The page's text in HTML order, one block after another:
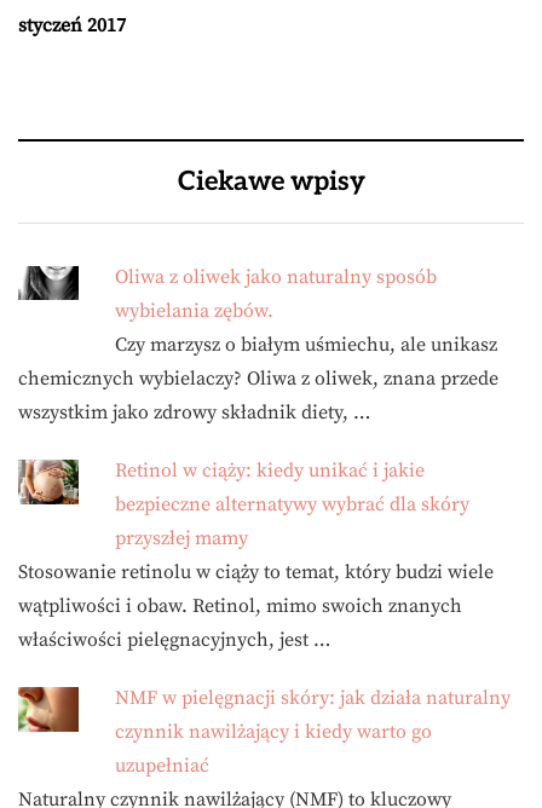
styczeń 2017
Ciekawe wpisy
Oliwa z oliwek jako naturalny sposób
wybielania zębów.
Czy marzysz o białym uśmiechu, ale unikasz
chemicznych wybielaczy? Oliwa z oliwek, znana przede
wszystkim jako zdrowy składnik diety, …
Retinol w ciąży: kiedy unikać i jakie
bezpieczne alternatywy wybrać dla skóry
przyszłej mamy
Stosowanie retinolu w ciąży to temat, który budzi wiele
wątpliwości i obaw. Retinol, mimo swoich znanych
właściwości pielęgnacyjnych, jest …
NMF w pielęgnacji skóry: jak działa naturalny
czynnik nawilżający i kiedy warto go
uzupełniać
Naturalny czynnik nawilżający (NMF) to kluczowy